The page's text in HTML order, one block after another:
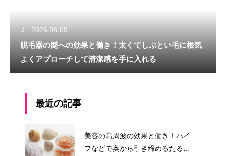
2026.08.09
脱毛器の髭への効果と働き！太くてしぶとい毛に根気
よくアプローチして清潔感を手に入れる
最近の記事
美容の高周波の効果と働き！ハイ
フなどで奥から引き締めるたるみ